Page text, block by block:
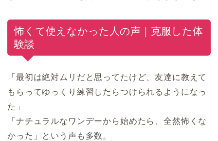
怖くて使えなかった人の声｜克服した体
験談
「最初は絶対ムリだと思ってたけど、友達に教えて
もらってゆっくり練習したらつけられるようになっ
た」
「ナチュラルなワンデーから始めたら、全然怖くな
かった」という声も多数。